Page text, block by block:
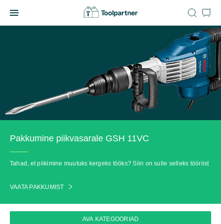
to
Toolpartner
Pakkumine piikvasarale GSH 11VC
Tahad, et piikimine muutuks kergeks tööks? Siin on sulle selleks tööriist
VAATA PAKKUMIST
AVA KATEGOORIAD